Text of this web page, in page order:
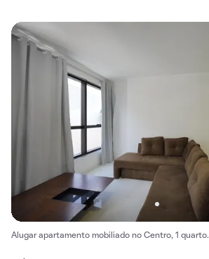
Alugar apartamento mobiliado no Centro, 1 quarto.